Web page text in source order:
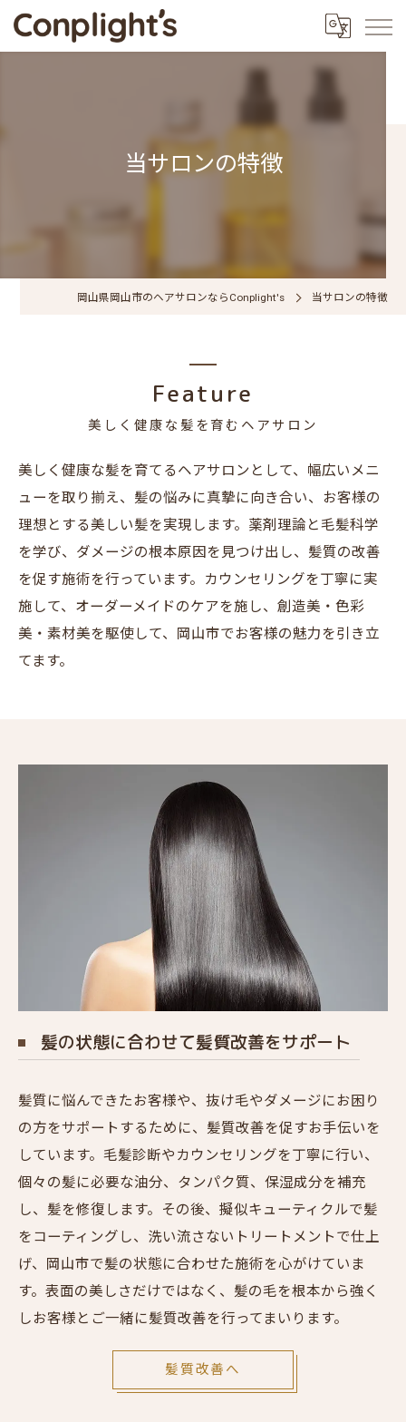
当サロンの特徴
岡山県岡山市のヘアサロンならConplight's 当サロンの特徴
美しく健康な髪を育むヘアサロン
Feature
美しく健康な髪を育てるヘアサロンとして、幅広いメニ
ューを取り揃え、髪の悩みに真摯に向き合い、お客様の
理想とする美しい髪を実現します。薬剤理論と毛髪科学
を学び、ダメージの根本原因を見つけ出し、髪質の改善
を促す施術を行っています。カウンセリングを丁寧に実
施して、オーダーメイドのケアを施し、創造美・色彩
美・素材美を駆使して、岡山市でお客様の魅力を引き立
てます。
髪の状態に合わせて髪質改善をサポート
髪質に悩んできたお客様や、抜け毛やダメージにお困り
の方をサポートするために、髪質改善を促すお手伝いを
しています。毛髪診断やカウンセリングを丁寧に行い、
個々の髪に必要な油分、タンパク質、保湿成分を補充
し、髪を修復します。その後、擬似キューティクルで髪
をコーティングし、洗い流さないトリートメントで仕上
げ、岡山市で髪の状態に合わせた施術を心がけていま
す。表面の美しさだけではなく、髪の毛を根本から強く
しお客様とご一緒に髪質改善を行ってまいります。
髪質改善へ